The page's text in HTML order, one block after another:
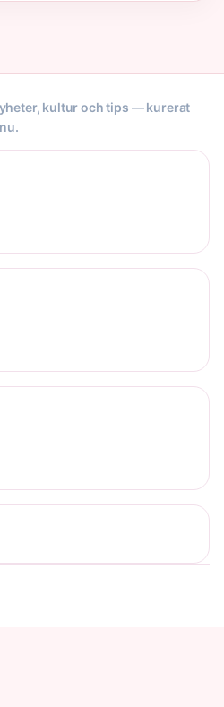
kultur och tips — kurerat